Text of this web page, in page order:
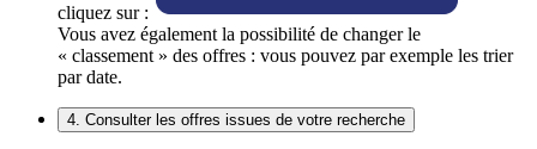
cliquez sur :
Vous avez également la possibilité de changer le
« classement » des offres : vous pouvez par exemple les trier
par date.
4. Consulter les offres issues de votre recherche